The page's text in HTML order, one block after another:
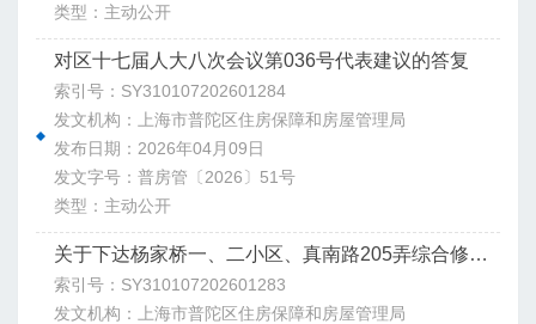
类型：主动公开
对区十七届人大八次会议第036号代表建议的答复
索引号：SY310107202601284
发文机构：上海市普陀区住房保障和房屋管理局
发布日期：2026年04月09日
发文字号：普房管〔2026〕51号
类型：主动公开
关于下达杨家桥一、二小区、真南路205弄综合修缮专项提升改造工程项目计划的通知
索引号：SY310107202601283
发文机构：上海市普陀区住房保障和房屋管理局